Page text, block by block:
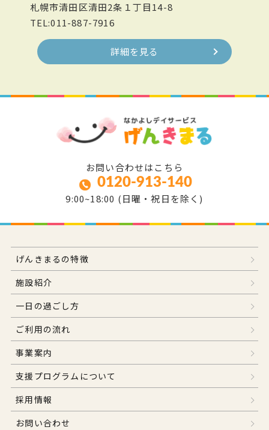
札幌市清田区清田2条１丁目14-8
TEL:011-887-7916
詳細を見る
お問い合わせはこちら
0120-913-140
9:00~18:00 (日曜・祝日を除く)
げんきまるの特徴
施設紹介
一日の過ごし方
ご利用の流れ
事業案内
支援プログラムについて
採用情報
お問い合わせ